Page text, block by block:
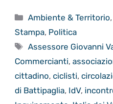
Categorie
Ambiente & Territorio,
Stampa, Politica
Tag
Assessore Giovanni
Commercianti,
cittadino, ciclisti,
di Battipaglia, IdV,